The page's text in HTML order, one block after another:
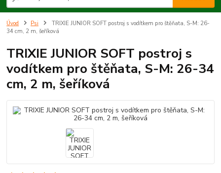
Úvod Psi
TRIXIE JUNIOR SOFT postroj s vodítkem pro štěňata, S-M: 26-
34 cm, 2 m, šeříková
TRIXIE JUNIOR SOFT postroj s
vodítkem pro štěňata, S-M: 26-34
cm, 2 m, šeříková